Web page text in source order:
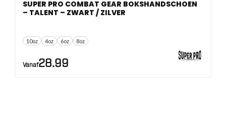
10oz 4oz 6oz 8oz
SUPER PRO COMBAT GEAR BOKSHANDSCHOEN
– TALENT – ZWART / ZILVER
Vanaf28.99